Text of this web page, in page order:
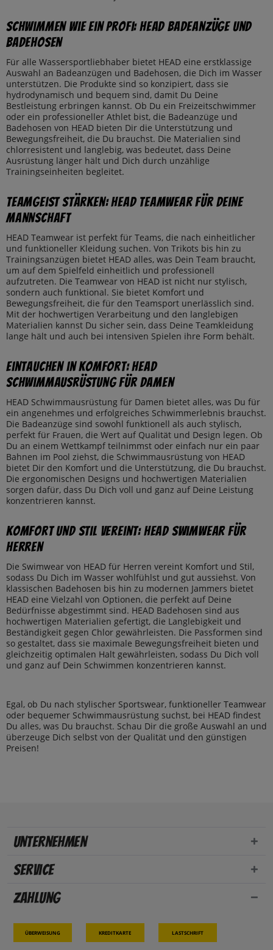
Schwimmen wie ein Profi: HEAD Badeanzüge und
Badehosen
Für alle Wassersportliebhaber bietet HEAD eine erstklassige
Auswahl an Badeanzügen und Badehosen, die Dich im Wasser
unterstützen. Die Produkte sind so konzipiert, dass sie
hydrodynamisch und bequem sind, damit Du Deine
Bestleistung erbringen kannst. Ob Du ein Freizeitschwimmer
oder ein professioneller Athlet bist, die Badeanzüge und
Badehosen von HEAD bieten Dir die Unterstützung und
Bewegungsfreiheit, die Du brauchst. Die Materialien sind
chlorresistent und langlebig, was bedeutet, dass Deine
Ausrüstung länger hält und Dich durch unzählige
Trainingseinheiten begleitet.
Teamgeist stärken: HEAD Teamwear für Deine
Mannschaft
HEAD Teamwear ist perfekt für Teams, die nach einheitlicher
und funktioneller Kleidung suchen. Von Trikots bis hin zu
Trainingsanzügen bietet HEAD alles, was Dein Team braucht,
um auf dem Spielfeld einheitlich und professionell
aufzutreten. Die Teamwear von HEAD ist nicht nur stylisch,
sondern auch funktional. Sie bietet Komfort und
Bewegungsfreiheit, die für den Teamsport unerlässlich sind.
Mit der hochwertigen Verarbeitung und den langlebigen
Materialien kannst Du sicher sein, dass Deine Teamkleidung
lange hält und auch bei intensiven Spielen ihre Form behält.
Eintauchen in Komfort: HEAD
Schwimmausrüstung für Damen
HEAD Schwimmausrüstung für Damen bietet alles, was Du für
ein angenehmes und erfolgreiches Schwimmerlebnis brauchst.
Die Badeanzüge sind sowohl funktionell als auch stylisch,
perfekt für Frauen, die Wert auf Qualität und Design legen. Ob
Du an einem Wettkampf teilnimmst oder einfach nur ein paar
Bahnen im Pool ziehst, die Schwimmausrüstung von HEAD
bietet Dir den Komfort und die Unterstützung, die Du brauchst.
Die ergonomischen Designs und hochwertigen Materialien
sorgen dafür, dass Du Dich voll und ganz auf Deine Leistung
konzentrieren kannst.
Komfort und Stil vereint: HEAD Swimwear für
Herren
Die Swimwear von HEAD für Herren vereint Komfort und Stil,
sodass Du Dich im Wasser wohlfühlst und gut aussiehst. Von
klassischen Badehosen bis hin zu modernen Jammers bietet
HEAD eine Vielzahl von Optionen, die perfekt auf Deine
Bedürfnisse abgestimmt sind. HEAD Badehosen sind aus
hochwertigen Materialien gefertigt, die Langlebigkeit und
Beständigkeit gegen Chlor gewährleisten. Die Passformen sind
so gestaltet, dass sie maximale Bewegungsfreiheit bieten und
gleichzeitig optimalen Halt gewährleisten, sodass Du Dich voll
und ganz auf Dein Schwimmen konzentrieren kannst.
Egal, ob Du nach stylischer Sportswear, funktioneller Teamwear
oder bequemer Schwimmausrüstung suchst, bei HEAD findest
Du alles, was Du brauchst. Schau Dir die große Auswahl an und
überzeuge Dich selbst von der Qualität und den günstigen
Preisen!
Unternehmen
Service
Zahlung
Überweisung Kreditkarte Lastschrift